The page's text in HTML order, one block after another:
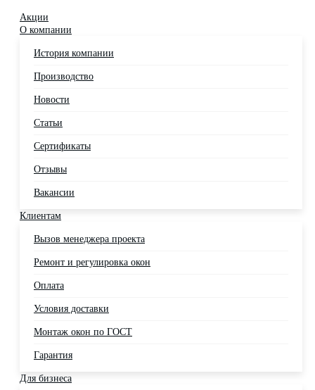
Акции
О компании
История компании
Производство
Новости
Статьи
Сертификаты
Отзывы
Вакансии
Клиентам
Вызов менеджера проекта
Ремонт и регулировка окон
Оплата
Условия доставки
Монтаж окон по ГОСТ
Гарантия
Для бизнеса